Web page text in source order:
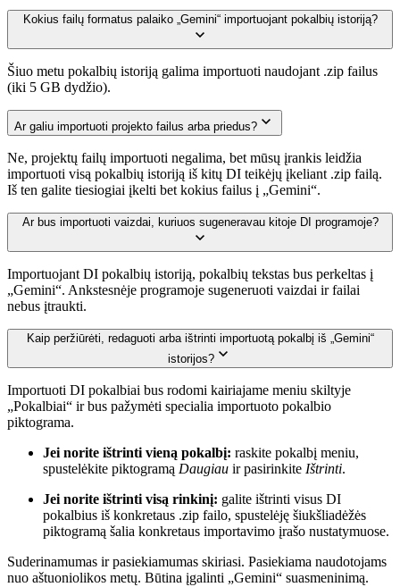
Kokius failų formatus palaiko „Gemini“ importuojant pokalbių istoriją?
Šiuo metu pokalbių istoriją galima importuoti naudojant .zip failus
(iki 5 GB dydžio).
Ar galiu importuoti projekto failus arba priedus?
Ne, projektų failų importuoti negalima, bet mūsų įrankis leidžia
importuoti visą pokalbių istoriją iš kitų DI teikėjų įkeliant .zip failą.
Iš ten galite tiesiogiai įkelti bet kokius failus į „Gemini“.
Ar bus importuoti vaizdai, kuriuos sugeneravau kitoje DI programoje?
Importuojant DI pokalbių istoriją, pokalbių tekstas bus perkeltas į
„Gemini“. Ankstesnėje programoje sugeneruoti vaizdai ir failai
nebus įtraukti.
Kaip peržiūrėti, redaguoti arba ištrinti importuotą pokalbį iš „Gemini“
istorijos?
Importuoti DI pokalbiai bus rodomi kairiajame meniu skiltyje
„Pokalbiai“ ir bus pažymėti specialia importuoto pokalbio
piktograma.
Jei norite ištrinti vieną pokalbį: raskite pokalbį meniu,
spustelėkite piktogramą Daugiau ir pasirinkite Ištrinti.
Jei norite ištrinti visą rinkinį: galite ištrinti visus DI
pokalbius iš konkretaus .zip failo, spustelėję šiukšliadėžės
piktogramą šalia konkretaus importavimo įrašo nustatymuose.
Suderinamumas ir pasiekiamumas skiriasi. Pasiekiama naudotojams
nuo aštuoniolikos metų. Būtina įgalinti „Gemini“ suasmeninimą.